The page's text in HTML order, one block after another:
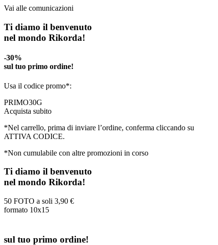
Vai alle comunicazioni
Ti diamo il benvenuto
nel mondo Rikorda!
-30%
sul tuo primo ordine!
Usa il codice promo*:
PRIMO30G
Acquista subito
*Nel carrello, prima di inviare l’ordine, conferma cliccando su
ATTIVA CODICE.
*Non cumulabile con altre promozioni in corso
Ti diamo il benvenuto
nel mondo Rikorda!
50 FOTO a soli 3,90 €
formato 10x15
sul tuo primo ordine!